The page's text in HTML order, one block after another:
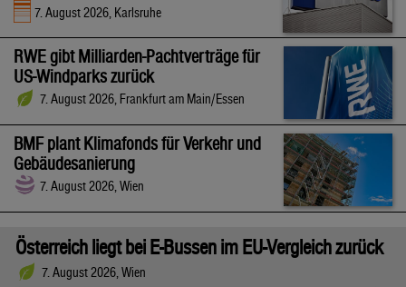
7. August 2026, Karlsruhe
RWE gibt Milliarden-Pachtverträge für
US-Windparks zurück
7. August 2026, Frankfurt am Main/Essen
BMF plant Klimafonds für Verkehr und
Gebäudesanierung
7. August 2026, Wien
Österreich liegt bei E-Bussen im EU-Vergleich zurück
7. August 2026, Wien